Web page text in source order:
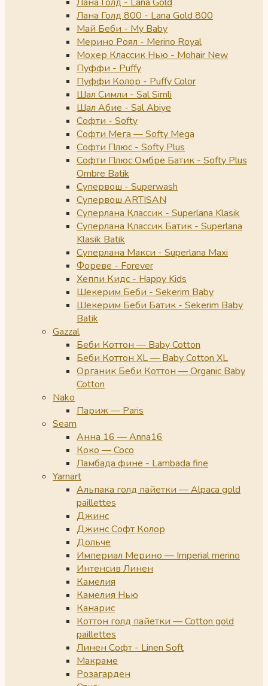
Лана Голд 800 - Lana Gold 800
Май Беби - My Baby
Мерино Роял - Merino Royal
Мохер Классик Нью - Mohair New
Пуффи - Puffy
Пуффи Колор - Puffy Color
Шал Симли - Sal Simli
Шал Абие - Sal Abiye
Софти - Softy
Софти Мега — Softy Mega
Софти Плюс - Softy Plus
Софти Плюс Омбре Батик - Softy Plus
Ombre Batik
Супервош - Superwash
Супервош ARTISAN
Суперлана Классик - Superlana Klasik
Суперлана Классик Батик - Superlana
Klasik Batik
Суперлана Макси - Superlana Maxi
Фореве - Forever
Хеппи Кидс - Happy Kids
Шекерим Беби - Sekerim Baby
Шекерим Беби Батик - Sekerim Baby
Batik
Gazzal
Беби Коттон — Baby Cotton
Беби Коттон XL — Baby Cotton XL
Органик Беби Коттон — Organic Baby
Cotton
Nako
Париж — Paris
Seam
Анна 16 — Anna16
Коко — Coco
Ламбада фине - Lambada fine
Yarnart
Альпака голд пайетки — Alpaca gold
paillettes
Джинс
Джинс Софт Колор
Дольче
Империал Мерино — Imperial merino
Интенсив Линен
Камелия
Камелия Нью
Канарис
Коттон голд пайетки — Cotton gold
paillettes
Линен Софт - Linen Soft
Макраме
Розагарден